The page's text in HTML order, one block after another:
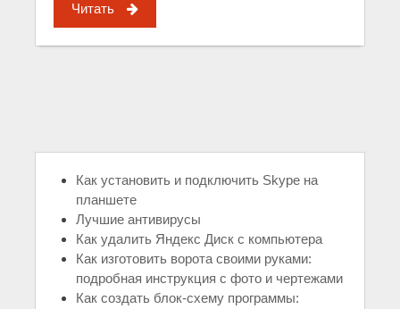
Читать
Как установить и подключить Skype на
планшете
Лучшие антивирусы
Как удалить Яндекс Диск с компьютера
Как изготовить ворота своими руками:
подробная инструкция с фото и чертежами
Как создать блок-схему программы: